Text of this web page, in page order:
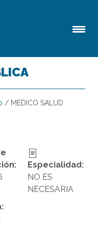
/ MEDICO SALUD
Especialidad:
NO ES
NECESARIA